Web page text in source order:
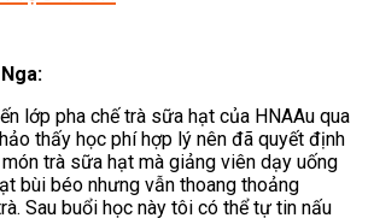
lớp pha chế trà sữa hạt của HNAAu qua
thấy học phí hợp lý nên đã quyết định
trà sữa hạt mà giảng viên dạy uống
bùi béo nhưng vẫn thoang thoảng
Sau buổi học này tôi có thể tự tin nấu